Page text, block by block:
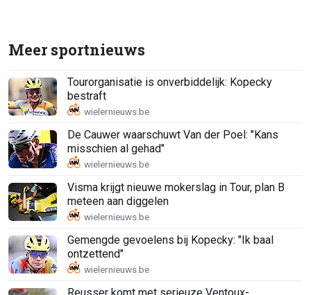
Meer sportnieuws
Tourorganisatie is onverbiddelijk: Kopecky
bestraft
De Cauwer waarschuwt Van der Poel: "Kans
misschien al gehad"
Visma krijgt nieuwe mokerslag in Tour, plan B
meteen aan diggelen
Gemengde gevoelens bij Kopecky: "Ik baal
ontzettend"